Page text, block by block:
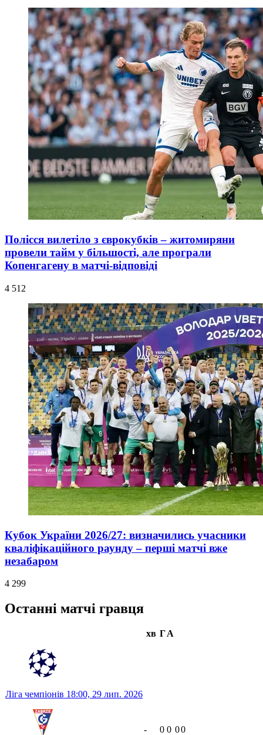
Полісся вилетіло з єврокубків – житомиряни
провели тайм у більшості, але програли
Копенгагену в матчі-відповіді
4 512
Кубок України 2026/27: визначились учасники
кваліфікаційного раунду – перші матчі вже
незабаром
4 299
Останні матчі гравця
хв ГА
Ліга чемпіонів 18:00, 29 лип. 2026
- 0 0 00